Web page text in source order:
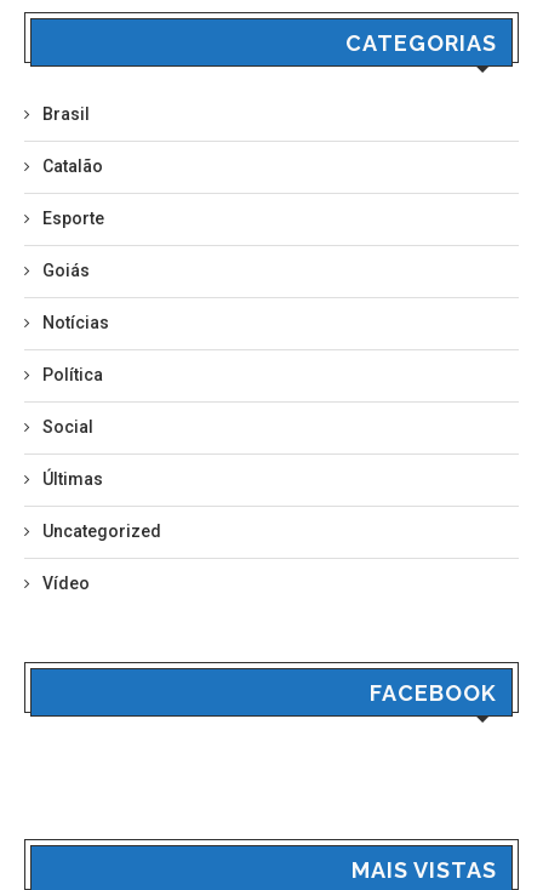
CATEGORIAS
Brasil
Catalão
Esporte
Goiás
Notícias
Política
Social
Últimas
Uncategorized
Vídeo
FACEBOOK
MAIS VISTAS